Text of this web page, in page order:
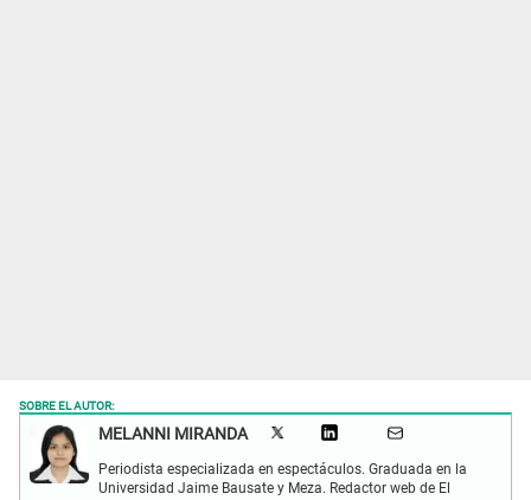
SOBRE EL AUTOR:
MELANNI MIRANDA
Periodista especializada en espectáculos. Graduada en la
Universidad Jaime Bausate y Meza. Redactor web de El